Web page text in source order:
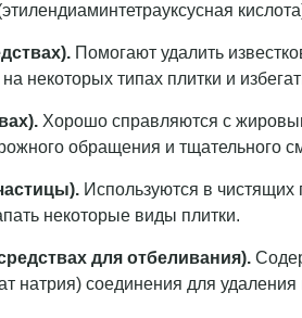
Помогают удалить
некоторых типах плитки и
Хорошо справляются с
обращения и тщательного
Используются в чистящих
некоторые виды плитки.
для отбеливания).
натрия) соединения для